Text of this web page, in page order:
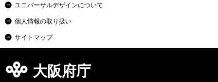
ユニバーサルデザインについて
個人情報の取り扱い
サイトマップ
大阪府庁